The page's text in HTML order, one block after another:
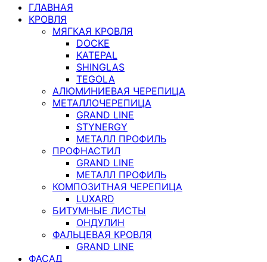
ГЛАВНАЯ
КРОВЛЯ
МЯГКАЯ КРОВЛЯ
DOCKE
KATEPAL
SHINGLAS
TEGOLA
АЛЮМИНИЕВАЯ ЧЕРЕПИЦА
МЕТАЛЛОЧЕРЕПИЦА
GRAND LINE
STYNERGY
МЕТАЛЛ ПРОФИЛЬ
ПРОФНАСТИЛ
GRAND LINE
МЕТАЛЛ ПРОФИЛЬ
КОМПОЗИТНАЯ ЧЕРЕПИЦА
LUXARD
БИТУМНЫЕ ЛИСТЫ
ОНДУЛИН
ФАЛЬЦЕВАЯ КРОВЛЯ
GRAND LINE
ФАСАД